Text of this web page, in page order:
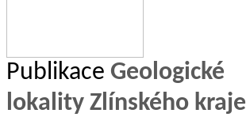
Publikace Geologické
lokality Zlínského kraje